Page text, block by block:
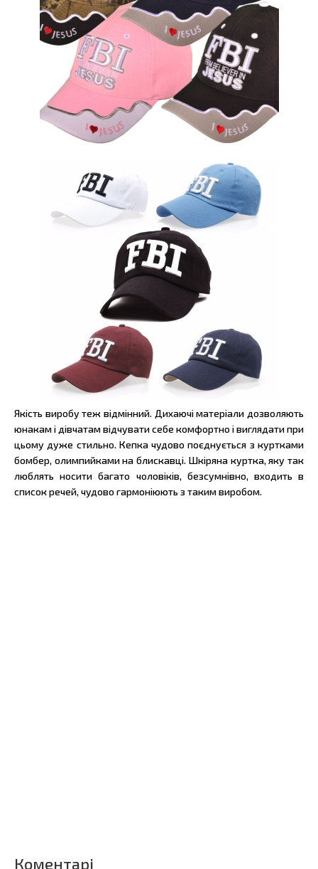
Якість виробу теж відмінний. Дихаючі матеріали дозволяють
юнакам і дівчатам відчувати себе комфортно і виглядати при
цьому дуже стильно. Кепка чудово поєднується з куртками
бомбер, олимпийками на блискавці. Шкіряна куртка, яку так
люблять носити багато чоловіків, безсумнівно, входить в
список речей, чудово гармоніюють з таким виробом.
Коментарі